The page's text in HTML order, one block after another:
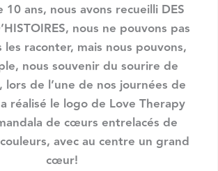
10 ans, nous avons recueilli DES
nous ne pouvons pas
raconter, mais nous pouvons,
nous souvenir du sourire de
lors de l’une de nos journées de
réalisé le logo de Love Therapy
de cœurs entrelacés de
avec au centre un grand
cœur!